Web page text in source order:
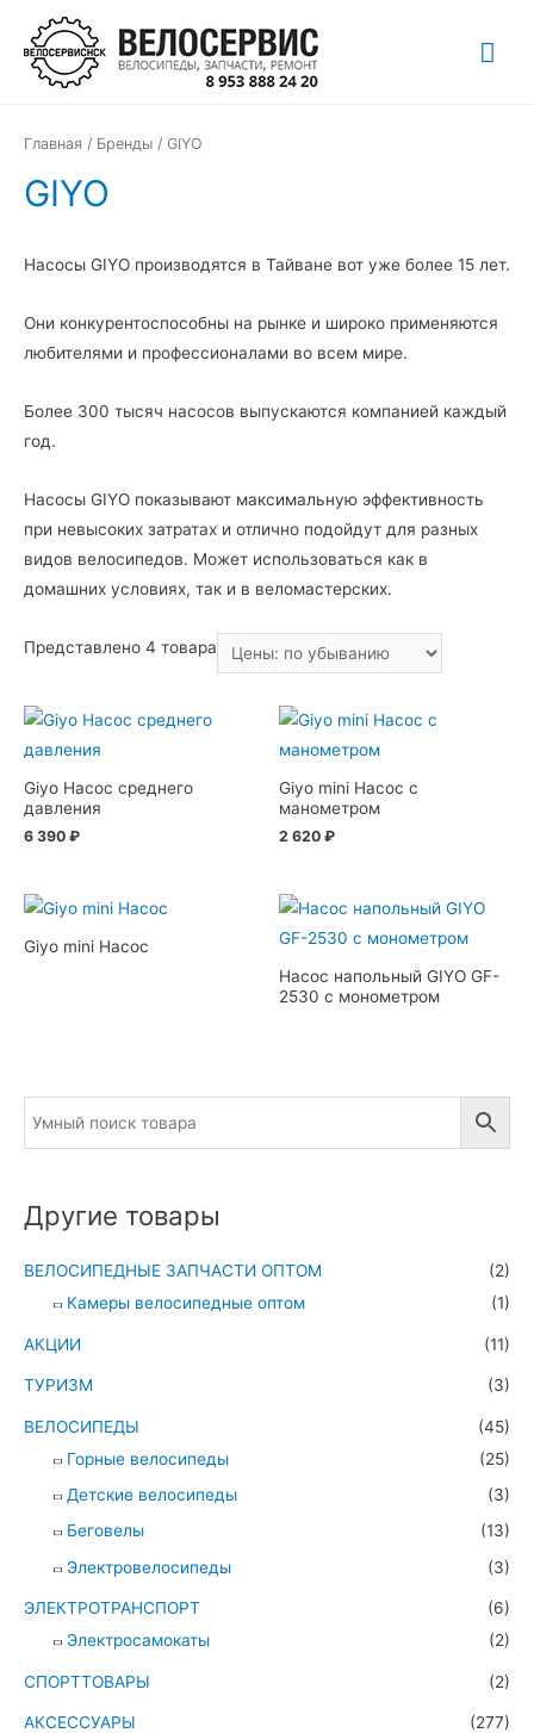
Перейти
содержимому
Главная / Бренды / GIYO
GIYO
Насосы GIYO производятся в Тайване вот уже более 15 лет.
Они конкурентоспособны на рынке и широко применяются
любителями и профессионалами во всем мире.
Более 300 тысяч насосов выпускаются компанией каждый
год.
Насосы GIYO показывают максимальную эффективность
при невысоких затратах и отлично подойдут для разных
видов велосипедов. Может использоваться как в
домашних условиях, так и в веломастерских.
Представлено 4 товара
Giyo Насос среднего
давления
6 390 ₽
Giyo mini Насос с
манометром
2 620 ₽
Giyo mini Насоc
Насос напольный GIYO GF-
2530 с монометром
Другие товары
ВЕЛОСИПЕДНЫЕ ЗАПЧАСТИ ОПТОМ
(2)
Камеры велосипедные оптом
(1)
АКЦИИ (11)
ТУРИЗМ (3)
ВЕЛОСИПЕДЫ
(45)
Горные велосипеды
(25)
Детские велосипеды
(3)
Беговелы
(13)
Электровелосипеды
(3)
ЭЛЕКТРОТРАНСПОРТ
(6)
Электросамокаты
(2)
СПОРТТОВАРЫ (2)
АКСЕССУАРЫ
(277)